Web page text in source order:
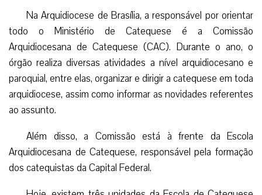
Na Arquidiocese de Brasília, a responsável por orientar
todo o Ministério de Catequese é a Comissão
Arquidiocesana de Catequese (CAC). Durante o ano, o
órgão realiza diversas atividades a nível arquidiocesano e
paroquial, entre elas, organizar e dirigir a catequese em toda
arquidiocese, assim como informar as novidades referentes
ao assunto.
Além disso, a Comissão está à frente da Escola
Arquidiocesana de Catequese, responsável pela formação
dos catequistas da Capital Federal.